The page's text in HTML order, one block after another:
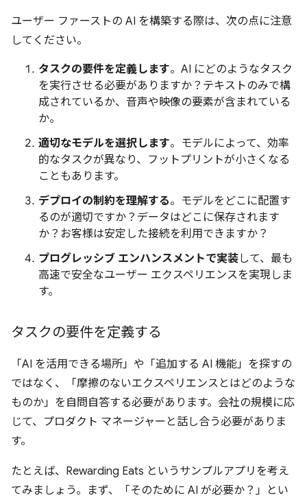
ユーザー ファーストの AI を構築する際は、次の点に注意
してください。
タスクの要件を定義します。AI にどのようなタスク
を実行させる必要がありますか？テキストのみで構
成されているか、音声や映像の要素が含まれている
か。
適切なモデルを選択します。モデルによって、効率
的なタスクが異なり、フットプリントが小さくなる
こともあります。
デプロイの制約を理解する。モデルをどこに配置す
るのが適切ですか？データはどこに保存されます
か？お客様は安定した接続を利用できますか？
プログレッシブ エンハンスメントで実装して、最も
高速で安全なユーザー エクスペリエンスを実現しま
す。
タスクの要件を定義する
「AI を活用できる場所」や「追加する AI 機能」を探すの
ではなく、「摩擦のないエクスペリエンスとはどのような
ものか」を自問自答する必要があります。会社の規模に応
じて、プロダクト マネージャーと話し合う必要がありま
す。
たとえば、Rewarding Eats というサンプルアプリを考え
てみましょう。まず、「そのために AI が必要か？」とい